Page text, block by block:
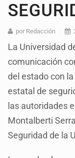
por Redacción
La Universidad
comunicación
del estado con
estatal de
las autoridades
Montalberti
Seguridad de la